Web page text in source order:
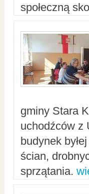
społeczną
gminy Stara
uchodźców z
budynek
ścian,
sprzątania.